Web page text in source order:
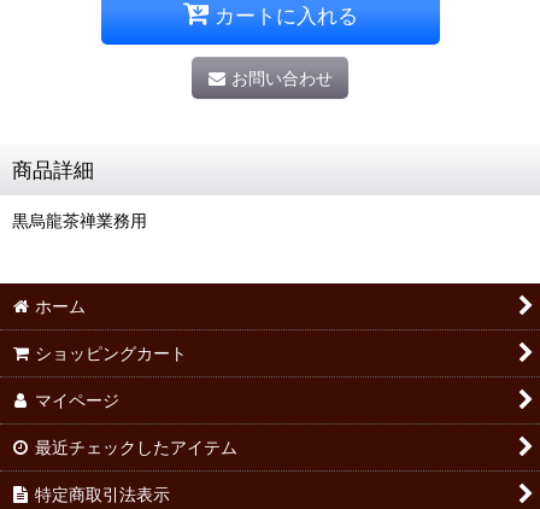
カートに入れる
お問い合わせ
商品詳細
黒烏龍茶禅業務用
ホーム
ショッピングカート
マイページ
最近チェックしたアイテム
特定商取引法表示